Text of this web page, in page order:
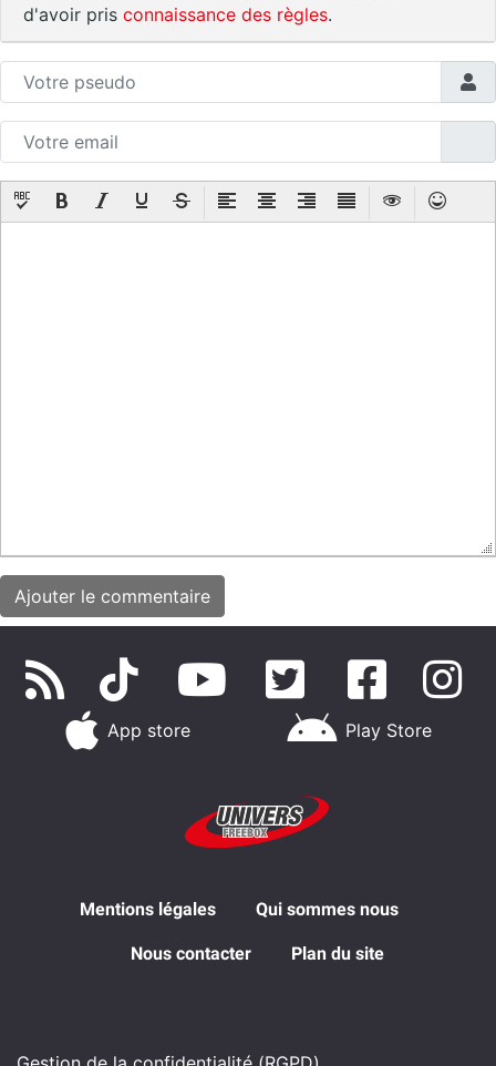
d'avoir pris connaissance des règles.
App store Play Store
Mentions légales Qui sommes nous
Nous contacter Plan du site